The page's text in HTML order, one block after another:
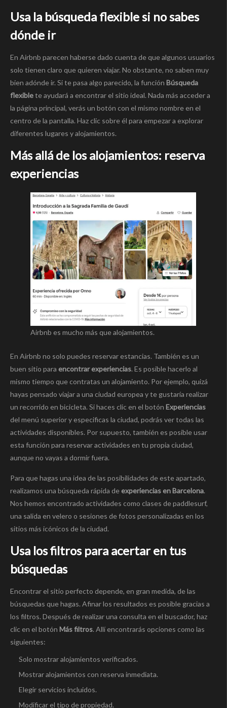
Usa la búsqueda flexible si no sabes
dónde ir
En Airbnb parecen haberse dado cuenta de que algunos usuarios
solo tienen claro que quieren viajar. No obstante, no saben muy
bien adónde ir. Si te pasa algo parecido, la función Búsqueda
flexiblete ayudará a encontrar el sitio ideal. Nada más acceder a
la página principal, verás un botón con el mismo nombre en el
centro de la pantalla. Haz clic sobre él para empezar a explorar
diferentes lugares y alojamientos.
Más allá de los alojamientos: reserva
experiencias
Airbnb es mucho más que alojamientos.
En Airbnb no solo puedes reservar estancias. También es un
buen sitio para encontrar experiencias. Es posible hacerlo al
mismo tiempo que contratas un alojamiento. Por ejemplo, quizá
hayas pensado viajar a una ciudad europea y te gustaría realizar
un recorrido en bicicleta. Si haces clic en el botón Experiencias
del menú superior y especificas la ciudad, podrás ver todas las
actividades disponibles. Por supuesto, también es posible usar
esta función para reservar actividades en tu propia ciudad,
aunque no vayas a dormir fuera.
Para que hagas una idea de las posibilidades de este apartado,
realizamos una búsqueda rápida deexperiencias en Barcelona.
Nos hemos encontrado actividades como clases de paddlesurf,
una salida en velero o sesiones de fotos personalizadas en los
sitios más icónicos de la ciudad.
Usa los filtros para acertar en tus
búsquedas
Encontrar el sitio perfecto depende, en gran medida, de las
búsquedas que hagas. Afinar los resultados es posible gracias a
los filtros. Después de realizar una consulta en el buscador, haz
clic en el botón Más filtros. Allí encontrarás opciones como las
siguientes:
Solo mostrar alojamientos verificados.
Mostrar alojamientos con reserva inmediata.
Elegir servicios incluidos.
Modificar el tipo de propiedad.